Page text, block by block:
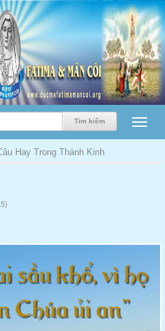
Hay Trong Thánh Kinh